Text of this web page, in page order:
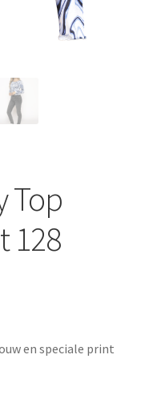
Top
128
en speciale print